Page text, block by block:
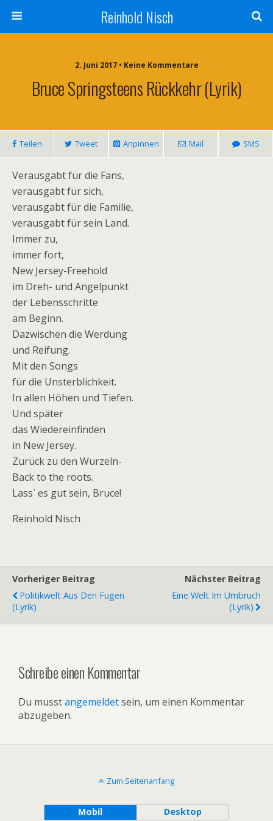
Reinhold Nisch
2. Juni 2017 • Keine Kommentare
Bruce Springsteens Rückkehr (Lyrik)
Teilen Tweet Anpinnen Mail SMS
Verausgabt für die Fans,
verausgabt für sich,
verausgabt für die Familie,
verausgabt für sein Land.
Immer zu,
immer fort,
New Jersey-Freehold
im Dreh- und Angelpunkt
der Lebensschritte
am Beginn.
Dazwischen die Werdung
und Reifung.
Mit den Songs
für die Unsterblichkeit.
In allen Höhen und Tiefen.
Und später
das Wiedereinfinden
in New Jersey.
Zurück zu den Wurzeln-
Back to the roots.
Lass` es gut sein, Bruce!
Reinhold Nisch
Vorheriger Beitrag
Politikwelt Aus Den Fugen
(Lyrik)
Nächster Beitrag
Eine Welt Im Umbruch
(Lyrik)
Schreibe einen Kommentar
Du musstangemeldetsein, um einen Kommentar
abzugeben.
Zum Seitenanfang
Mobil Desktop